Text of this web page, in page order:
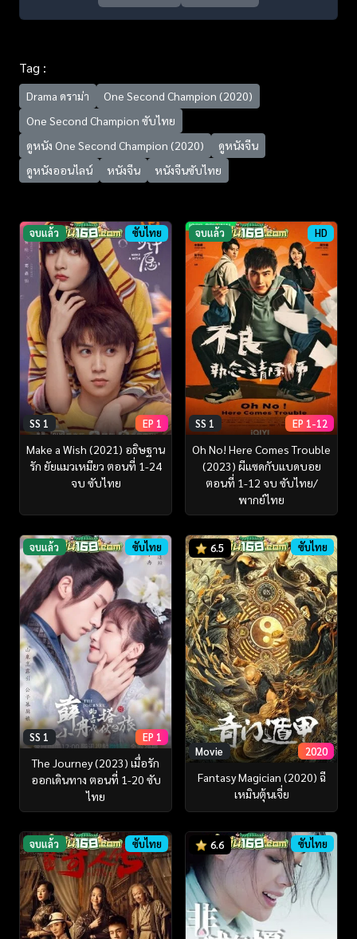
Tag :
Drama ดราม่า
One Second Champion (2020)
One Second Champion ซับไทย
ดูหนัง One Second Champion (2020)
ดูหนังจีน
ดูหนังออนไลน์
หนังจีน หนังจีนซับไทย
จบแล้ว ซับไทย
SS 1 EP 1
Make a Wish (2021) อธิษฐาน
รัก ยัยแมวเหมียว ตอนที่ 1-24
จบ ซับไทย
จบแล้ว HD
SS 1 EP 1-12
Oh No! Here Comes Trouble
(2023) ผีแซดกับแบดบอย
ตอนที่ 1-12 จบ ซับไทย/
พากย์ไทย
จบแล้ว ซับไทย
SS 1 EP 1
The Journey (2023) เมื่อรัก
ออกเดินทาง ตอนที่ 1-20 ซับ
ไทย
6.5 ซับไทย
Movie 2020
Fantasy Magician (2020) ฉี
เหมินตุ้นเจี่ย
จบแล้ว ซับไทย 6.6 ซับไทย